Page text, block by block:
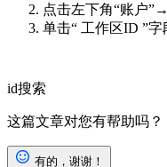
点击左下角“账户
单击“ 工作区ID ”
id搜索
这篇文章对您有帮助吗？
有的，谢谢！